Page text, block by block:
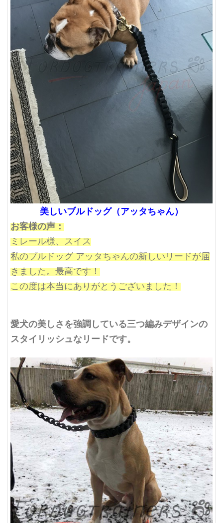
美しいブルドッグ（アッタちゃん）
お客様の声：
ミレール様、スイス
私のブルドッグ アッタちゃんの新しいリードが届
きました。最高です！
この度は本当にありがとうございました！
愛犬の美しさを強調している三つ編みデザインの
スタイリッシュなリードです。